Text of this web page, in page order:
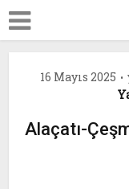
16 Mayıs 2025
Alaçatı-